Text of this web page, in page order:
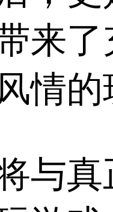
来了
情的
与真